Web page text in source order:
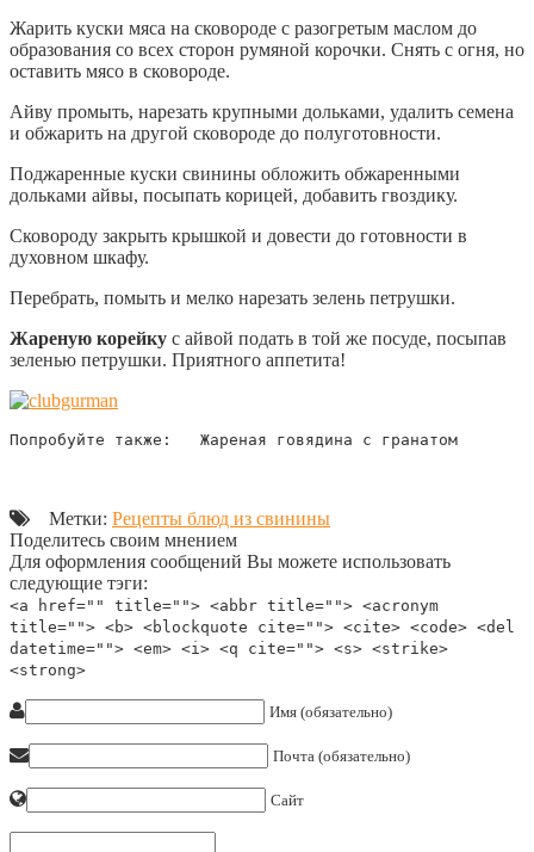
Жарить куски мяса на сковороде с разогретым маслом до
образования со всех сторон румяной корочки. Снять с огня, но
оставить мясо в сковороде.
Айву промыть, нарезать крупными дольками, удалить семена
и обжарить на другой сковороде до полуготовности.
Поджаренные куски свинины обложить обжаренными
дольками айвы, посыпать корицей, добавить гвоздику.
Сковороду закрыть крышкой и довести до готовности в
духовном шкафу.
Перебрать, помыть и мелко нарезать зелень петрушки.
Жареную корейку с айвой подать в той же посуде, посыпав
зеленью петрушки. Приятного аппетита!
Попробуйте также:   Жареная говядина с гранатом
Метки: Рецепты блюд из свинины
Поделитесь своим мнением
Для оформления сообщений Вы можете использовать
следующие тэги:
<a href="" title=""> <abbr title=""> <acronym
title=""> <b> <blockquote cite=""> <cite> <code> <del
datetime=""> <em> <i> <q cite=""> <s> <strike>
<strong>
Имя (обязательно)
Почта (обязательно)
Сайт